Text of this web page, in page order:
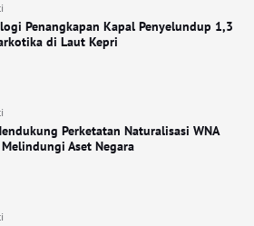
Penangkapan Kapal Penyelundup 1,3
di Laut Kepri
Perketatan Naturalisasi WNA
Aset Negara